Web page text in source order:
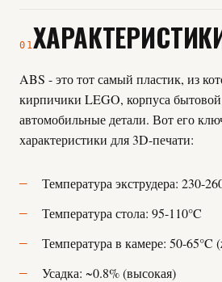
01
ABS - это тот самый пластик, из
кирпичики LEGO, корпуса
автомобильные детали. Вот его
характеристики для 3D-печати:
Температура экструдера: 230-
Температура стола: 95-110°C
Температура в камере: 50-65°C
Усадка: ~0.8% (высокая)